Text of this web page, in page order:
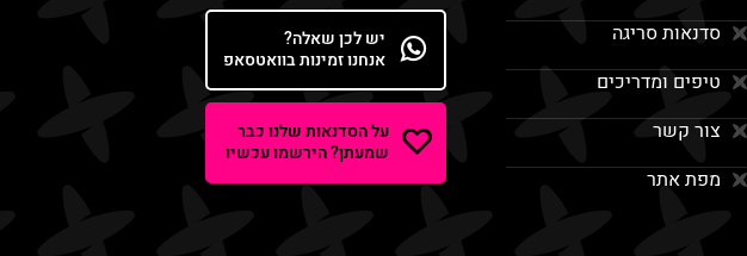
סדנאות סריגה
טיפים ומדריכים
צור קשר
מפת אתר
יש לכן שאלה?
אנחנו זמינות בוואטסאפ
על הסדנאות שלנו כבר
שמעתן? הירשמו עכשיו